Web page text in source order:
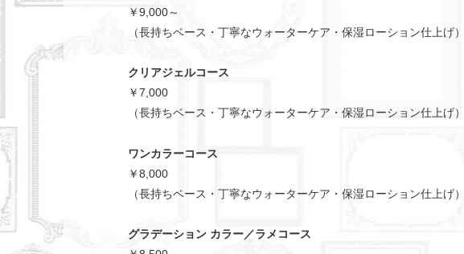
￥9,000～
（長持ちベース・丁寧なウォーターケア・保湿ローション仕上げ）
クリアジェルコース
￥7,000
（長持ちベース・丁寧なウォーターケア・保湿ローション仕上げ）
ワンカラーコース
￥8,000
（長持ちベース・丁寧なウォーターケア・保湿ローション仕上げ）
グラデーション カラー／ラメコース